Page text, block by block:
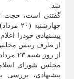
شد.
گفتنی است، حجت
از طرف رییس مجلس
از
مجلس شورای
پیشنهادی، بررسی